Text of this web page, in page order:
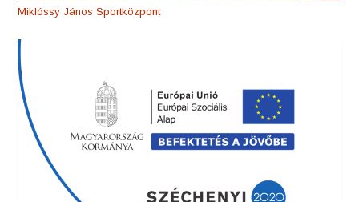
Miklóssy János Sportközpont